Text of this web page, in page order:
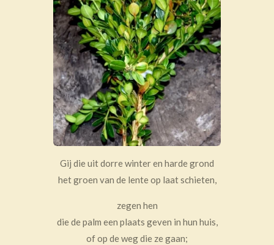
Gij die uit dorre winter en harde grond
het groen van de lente op laat schieten,
zegen hen
die de palm een plaats geven in hun huis,
of op de weg die ze gaan;